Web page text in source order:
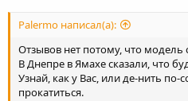
аксессуаров, так как мот
дорогие, но это думаю со
после покупки денег на
Еще очень понравилась новая
тысяч просто нереальная за 250
Palermo написал(а):
Отзывов нет потому, что модель
В Днепре в Ямахе сказали, что
Узнай, как у Вас, или де-нить по-
прокатиться.